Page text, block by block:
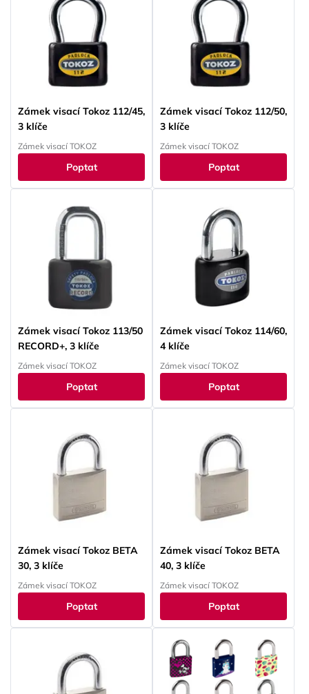
Zámek visací Tokoz 112/45,
3 klíče
Zámek visací TOKOZ
Poptat
Zámek visací Tokoz 112/50,
3 klíče
Zámek visací TOKOZ
Poptat
Zámek visací Tokoz 113/50
RECORD+, 3 klíče
Zámek visací TOKOZ
Poptat
Zámek visací Tokoz 114/60,
4 klíče
Zámek visací TOKOZ
Poptat
Zámek visací Tokoz BETA
30, 3 klíče
Zámek visací TOKOZ
Poptat
Zámek visací Tokoz BETA
40, 3 klíče
Zámek visací TOKOZ
Poptat